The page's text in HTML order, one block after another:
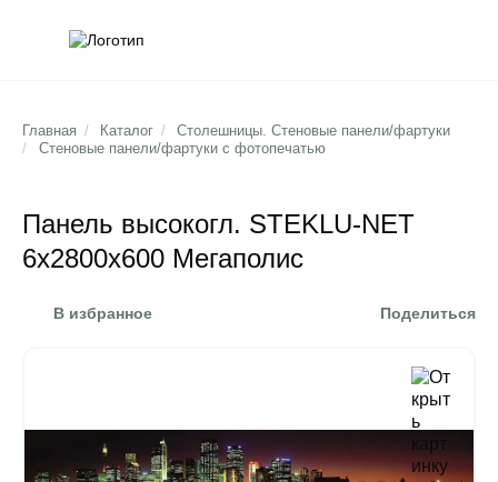
Главная / Каталог /
Столешницы. Стеновые панели/фартуки
/
Стеновые панели/фартуки с фотопечатью
Панель высокогл. STEKLU-NET
6х2800х600 Мегаполис
В избранное Поделиться